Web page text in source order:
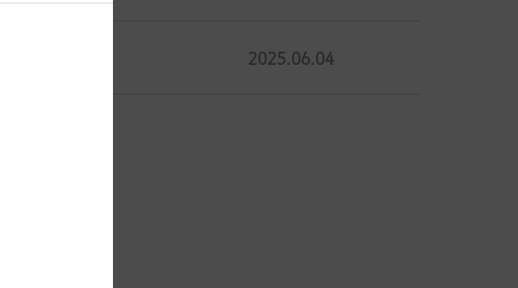
2025.06.04